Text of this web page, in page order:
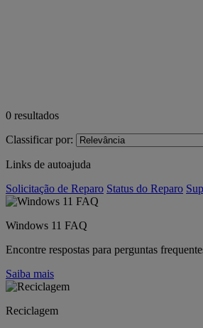
0 resultados
Classificar por:
Links de autoajuda
Solicitação de Reparo Status do Reparo
Windows 11 FAQ
Encontre respostas para perguntas
Saiba mais
Reciclagem